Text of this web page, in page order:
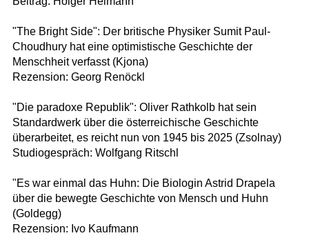
"The Bright Side": Der britische Physiker Sumit Paul-
Choudhury hat eine optimistische Geschichte der
Menschheit verfasst (Kjona)
Rezension: Georg Renöckl
"Die paradoxe Republik": Oliver Rathkolb hat sein
Standardwerk über die österreichische Geschichte
überarbeitet, es reicht nun von 1945 bis 2025 (Zsolnay)
Studiogespräch: Wolfgang Ritschl
"Es war einmal das Huhn: Die Biologin Astrid Drapela
über die bewegte Geschichte von Mensch und Huhn
(Goldegg)
Rezension: Ivo Kaufmann